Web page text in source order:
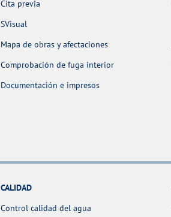
Cita previa
SVisual
Mapa de obras y afectaciones
Comprobación de fuga interior
Documentación e impresos
CALIDAD
Control calidad del agua